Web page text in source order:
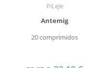
PiLeJe
Antemig
20 comprimidos